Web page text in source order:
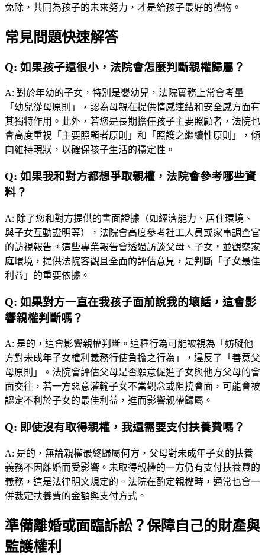
免除，共同為孩子的未來努力，才是給孩子最好的禮物。
常見問題快速解答
Q: 如果孩子還很小，法院會怎麼判斷親權歸屬？
A: 對於年幼的子女，特別是嬰幼兒，法院實務上常會考量
「幼兒從母原則」，認為母親在提供情感連結和安全感方面有
其獨特作用。此外，若您是長期擔任孩子主要照顧者，法院也
會高度重視「主要照顧者原則」和「照護之繼續性原則」，傾
向維持現狀，以確保孩子生活的穩定性。
Q: 如果我和對方都想爭取親權，法院會參考哪些資
料？
A: 除了您和對方提供的書面證據（如經濟能力、居住環境、
與子女互動證明等），法院會高度參考社工人員或家事調查官
的訪視報告。這些專業報告會透過訪談父母、子女，並觀察家
庭環境，提供法院客觀且全面的評估意見，是判斷「子女最佳
利益」的重要依據。
Q: 如果對方一直在我孩子面前說我的壞話，這會影
響親權判斷嗎？
A: 是的，這會影響親權判斷。這種行為可能被視為「妨礙他
方對未成年子女權利義務行使負擔之行為」，違反了「善意父
母原則」。法院會評估父母是否願意促進子女與他方父母的會
面交往，若一方惡意灌輸子女不當觀念或阻撓會面，可能會被
認定不利於子女的最佳利益，進而影響親權歸屬。
Q: 即使沒有取得親權，我還需要支付扶養費嗎？
A: 是的，無論親權最終歸屬何方，父母對未成年子女的扶養
義務不因離婚而受影響。未取得親權的一方仍有支付扶養費的
義務，這是法律明文規定的。法院在酌定親權時，通常也會一
併裁定扶養費的金額與支付方式。
準備離婚或面臨訴訟？保障自己的財產與
監護權利